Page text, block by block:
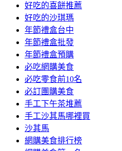
好吃的喜餅推薦
好吃的沙琪瑪
年節禮盒台中
年節禮盒批發
年節禮盒預購
必吃網購美食
必吃零食前10名
必訂團購美食
手工下午茶堆薦
手工沙其馬哪裡買
沙其馬
網購美食排行榜